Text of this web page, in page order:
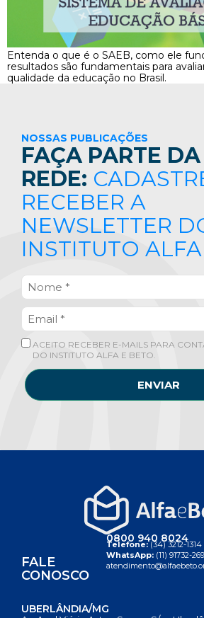
Entenda o que é o SAEB, como ele
resultados são fundamentais para
qualidade da educação no Brasil.
NOSSAS PUBLICAÇÕES
FAÇA PARTE
REDE:
RECEBER A
NEWSLETTER
INSTITUTO
ACEITO RECEBER E-MAILS PARA
DO INSTITUTO ALFA E BETO.
ENVIAR
FALE
CONOSCO
0800 940 8024
Telefone:(34) 3212-1314
WhatsApp: (11) 91732-
UBERLÂNDIA/MG